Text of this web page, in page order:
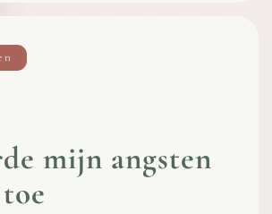
mijn angsten